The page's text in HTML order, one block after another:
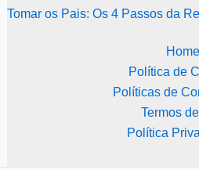
Tomar os Pais: Os 4 Passos da
Home
Política de
Políticas de
Termos
Política